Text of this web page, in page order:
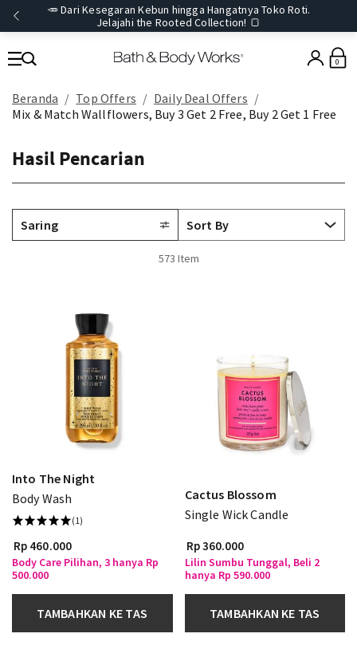
🥕 Dari Kesegaran Kebun hingga Hangatnya Toko Roti.
Jelajahi the Rooted Collection! 🍞
0
Beranda Top Offers
Daily Deal Offers
Mix & Match Wallflowers, Buy 3 Get 2 Free, Buy 2 Get 1 Free
Hasil Pencarian
Saring
573 Item
Into The Night
Body Wash
(1)
Rp 460.000
Body Care Pilihan, 3 hanya Rp
500.000
TAMBAHKAN KE TAS
Cactus Blossom
Single Wick Candle
Rp 360.000
Lilin Sumbu Tunggal, Beli 2
hanya Rp 590.000
TAMBAHKAN KE TAS